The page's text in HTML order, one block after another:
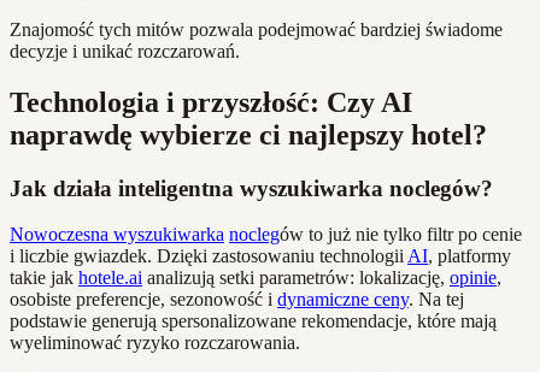
Znajomość tych mitów pozwala podejmować bardziej świadome
decyzje i unikać rozczarowań.
Technologia i przyszłość: Czy AI
naprawdę wybierze ci najlepszy hotel?
Jak działa inteligentna wyszukiwarka noclegów?
Nowoczesna wyszukiwarka noclegów to już nie tylko filtr po cenie
i liczbie gwiazdek. Dzięki zastosowaniu technologiiAI, platformy
takie jak hotele.ai analizują setki parametrów: lokalizację, opinie,
osobiste preferencje, sezonowość i dynamiczne ceny. Na tej
podstawie generują spersonalizowane rekomendacje, które mają
wyeliminować ryzyko rozczarowania.